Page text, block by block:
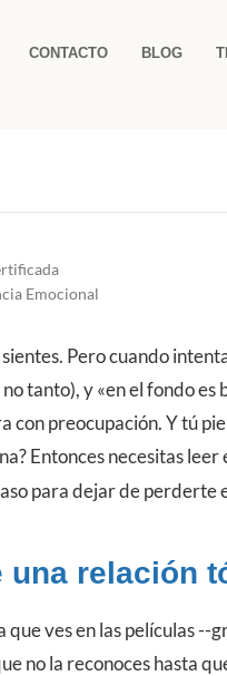
CONTACTO BLOG
Emocional
Pero cuando
tanto), y «en el fondo es
con preocupación. Y tú
Entonces necesitas leer
para dejar de perderte
una relación
ves en las películas --
no la reconoces hasta